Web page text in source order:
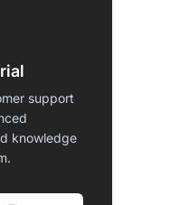
support
knowledge